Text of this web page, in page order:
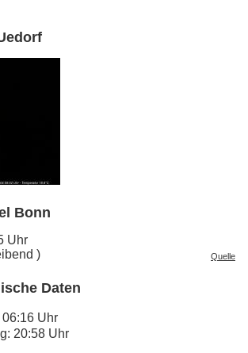
Bonn
Uhr
)
Quelle
Daten
Uhr
20:58 Uhr